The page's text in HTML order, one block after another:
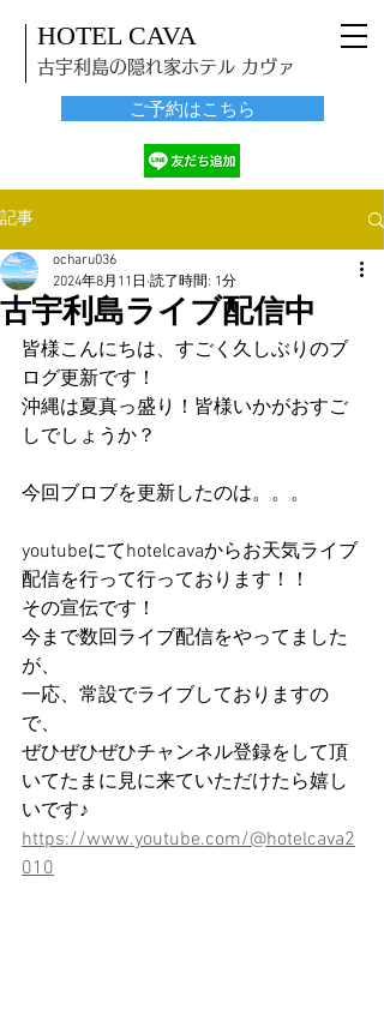
HOTEL CAVA
古宇利島の隠れ家ホテル カヴァ
ご予約はこちら
記事
古宇利島ライブ配信中
ocharu036
2024年8月11日 読了時間: 1分
皆様こんにちは、すごく久しぶりのブ
ログ更新です！
沖縄は夏真っ盛り！皆様いかがおすご
しでしょうか？
今回ブロブを更新したのは。。。
youtubeにてhotelcavaからお天気ライブ
配信を行って行っております！！
その宣伝です！
今まで数回ライブ配信をやってました
が、
一応、常設でライブしておりますの
で、
ぜひぜひぜひチャンネル登録をして頂
いてたまに見に来ていただけたら嬉し
いです♪
https://www.youtube.com/@hotelcava2
010